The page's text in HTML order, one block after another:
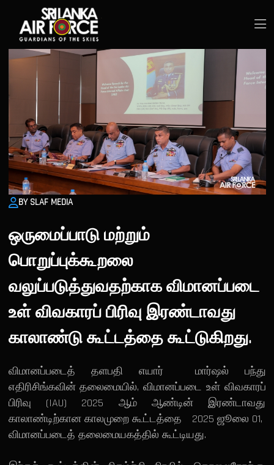
BY SLAF MEDIA
ஒருமைப்பாடு மற்றும்
பொறுப்புக்கூறலை
வலுப்படுத்துவதற்காக விமானப்படை
உள் விவகாரப் பிரிவு இரண்டாவது
காலாண்டு கூட்டத்தை கூட்டுகிறது.
விமானப்படைத் தளபதி எயார் மார்ஷல் பந்து
எதிரிசிங்கவின் தலைமையில், விமானப்படை உள் விவகாரப்
பிரிவு (IAU) 2025 ஆம் ஆண்டின் இரண்டாவது
காலாண்டிற்கான காலமுறை கூட்டத்தை 2025 ஜூலை 01,
விமானப்படைத் தலைமையகத்தில் கூட்டியது.